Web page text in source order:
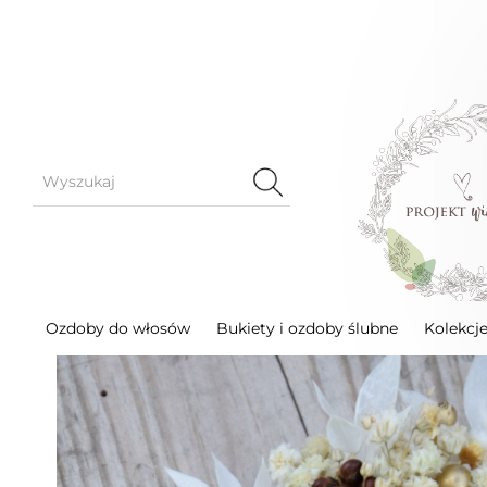
Ozdoby do włosów Bukiety i ozdoby ślubne
Grzebyki do włosów